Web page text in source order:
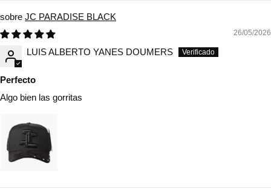
JC PARADISE BLACK
26/05/2026
LUIS ALBERTO YANES DOUMERS
Perfecto
Algo bien las gorritas